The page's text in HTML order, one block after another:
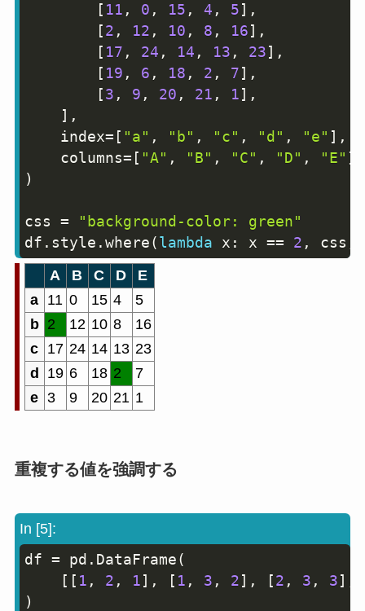
[ 11 , 0 , 15 , 4 , 5] ,
[2 , 12 , 10 , 8 , 16] ,
[ 17 , 24 , 14 , 13 , 23] ,
[ 19 , 6 , 18 , 2 , 7] ,
[3 , 9 , 20 , 21 , 1] ,
] ,
    index
= [ "a" , "b" , "c" , "d" , "e" ] ,
    columns
= [ "A" , "B" , "C" , "D" , "E" ]
)
css =
"background-color: green"
df . style .where(lambda x : x == 2 , css
A B C D
E
a
11 0 15 4
5
b 2 12 10 8
16
c
17 24 14 13 23
d
19 6 18 2
7
e 3 9 20 21 1
重複する値を強調する
In [5]:
df = pd . DataFrame(
[ [ 1 , 2 , 1] , [ 1 , 3 , 2] , [2 , 3 , 3]
)